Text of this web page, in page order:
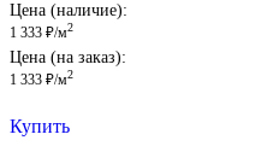
Цена (наличие):
1 333 ₽/м2
Цена (на заказ):
1 333 ₽/м2
Купить